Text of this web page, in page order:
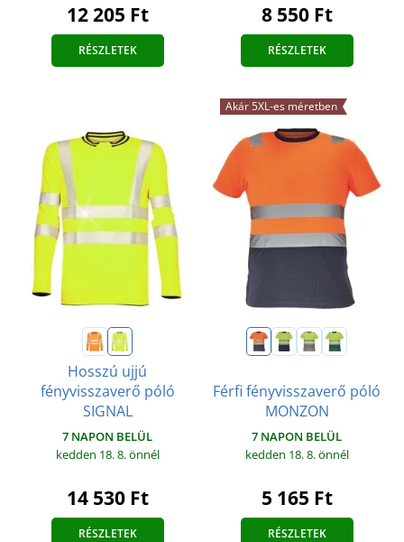
12 205 Ft
RÉSZLETEK
8 550 Ft
RÉSZLETEK
Hosszú ujjú
fényvisszaverő póló
SIGNAL
7 NAPON BELÜL
kedden 18. 8.önnél
14 530 Ft
RÉSZLETEK
Akár 5XL-es méretben
Férfi fényvisszaverő póló
MONZON
7 NAPON BELÜL
kedden 18. 8.önnél
5 165 Ft
RÉSZLETEK